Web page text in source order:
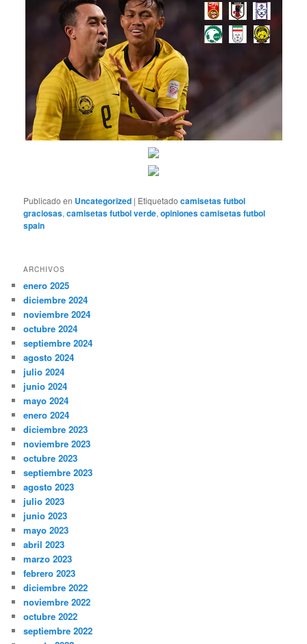
Publicado en Uncategorized | Etiquetado camisetas futbol
graciosas,camisetas futbol verde,opiniones camisetas futbol
spain
ARCHIVOS
enero 2025
diciembre 2024
noviembre 2024
octubre 2024
septiembre 2024
agosto 2024
julio 2024
junio 2024
mayo 2024
enero 2024
diciembre 2023
noviembre 2023
octubre 2023
septiembre 2023
agosto 2023
julio 2023
junio 2023
mayo 2023
abril 2023
marzo 2023
febrero 2023
diciembre 2022
noviembre 2022
octubre 2022
septiembre 2022